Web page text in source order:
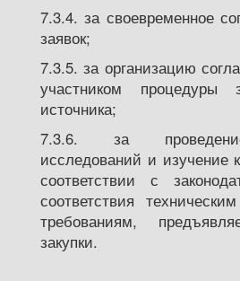
7.3.4. за своевременное
заявок;
7.3.5. за организацию
участником процедуры
источника;
7.3.6. за
исследований и изучение
соответствии с
соответствия
требованиям,
закупки.